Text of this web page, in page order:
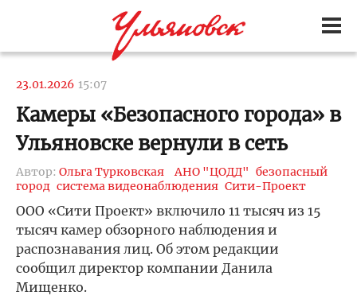
23.01.2026 15:07
Камеры «Безопасного города» в
Ульяновске вернули в сеть
Автор: Ольга Турковская АНО "ЦОДД" безопасный
город система видеонаблюдения Сити-Проект
ООО «Сити Проект» включило 11 тысяч из 15
тысяч камер обзорного наблюдения и
распознавания лиц. Об этом редакции
сообщил директор компании Данила
Мищенко.